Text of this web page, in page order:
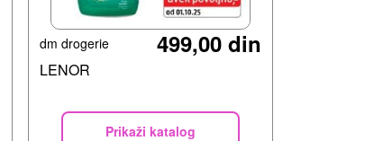
dm drogerie 499,00 din
LENOR
Prikaži katalog